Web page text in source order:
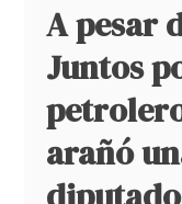
A pesar
Juntos
arañó